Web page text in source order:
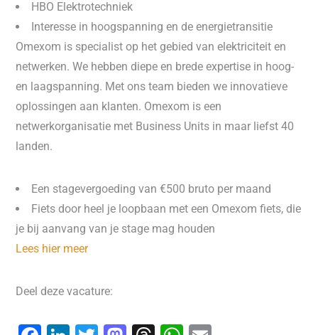
HBO Elektrotechniek
Interesse in hoogspanning en de energietransitie
Omexom is specialist op het gebied van elektriciteit en
netwerken. We hebben diepe en brede expertise in hoog-
en laagspanning. Met ons team bieden we innovatieve
oplossingen aan klanten. Omexom is een
netwerkorganisatie met Business Units in maar liefst 40
landen.
Een stagevergoeding van €500 bruto per maand
Fiets door heel je loopbaan met een Omexom fiets, die
je bij aanvang van je stage mag houden
Lees hier meer
Deel deze vacature: